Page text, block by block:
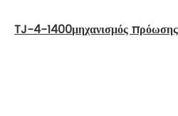
TJ-4-1400μηχανισμός